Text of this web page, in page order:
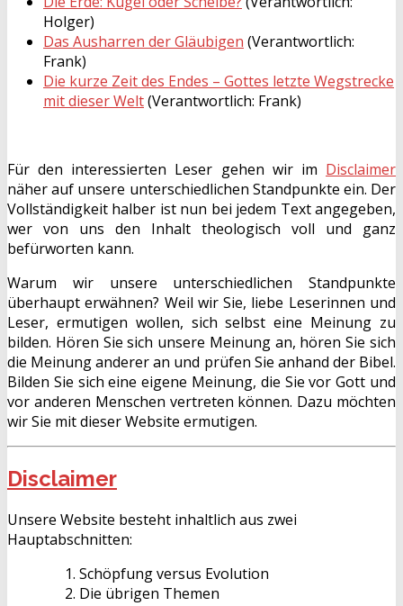
Holger)
Das Ausharren der Gläubigen (Verantwortlich:
Frank)
Die kurze Zeit des Endes – Gottes letzte Wegstrecke
mit dieser Welt(Verantwortlich: Frank)
Für den interessierten Leser gehen wir im Disclaimer
näher auf unsere unterschiedlichen Standpunkte ein. Der
Vollständigkeit halber ist nun bei jedem Text angegeben,
wer von uns den Inhalt theologisch voll und ganz
befürworten kann.
Warum wir unsere unterschiedlichen Standpunkte
überhaupt erwähnen? Weil wir Sie, liebe Leserinnen und
Leser, ermutigen wollen, sich selbst eine Meinung zu
bilden. Hören Sie sich unsere Meinung an, hören Sie sich
die Meinung anderer an und prüfen Sie anhand der Bibel.
Bilden Sie sich eine eigene Meinung, die Sie vor Gott und
vor anderen Menschen vertreten können. Dazu möchten
wir Sie mit dieser Website ermutigen.
Disclaimer
Unsere Website besteht inhaltlich aus zwei
Hauptabschnitten:
Schöpfung versus Evolution
Die übrigen Themen